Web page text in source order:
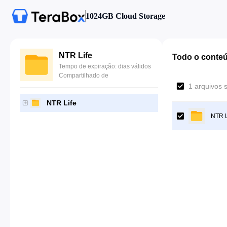
1024GB Cloud Storage
NTR Life
Tempo de expiração: dias válidos
Compartilhado de
NTR Life
Todo o
1 arquivos
NTR